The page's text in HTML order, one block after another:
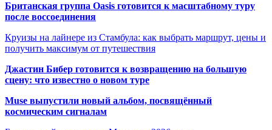
Британская группа Oasis готовится к масштабному туру
после воссоединения
Круизы на лайнере из Стамбула: как выбрать маршрут, цены и
получить максимум от путешествия
Джастин Бибер готовится к возвращению на большую
сцену: что известно о новом туре
Muse выпустили новый альбом, посвящённый
космическим сигналам